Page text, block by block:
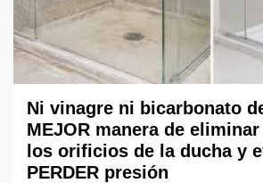
Ni vinagre ni bicarbonato
MEJOR manera de
los orificios de la ducha y
PERDER presión